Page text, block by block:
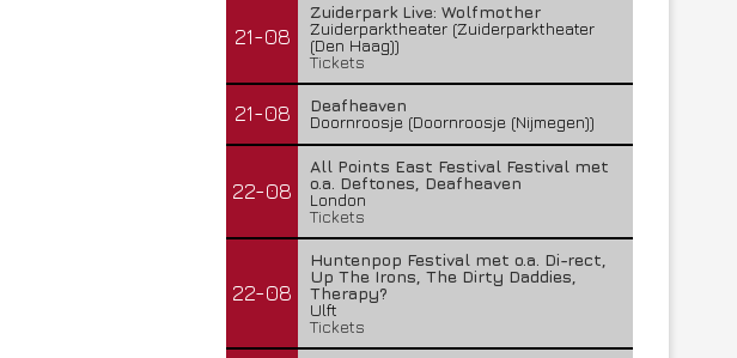
21-08
Zuiderpark Live: Wolfmother
Zuiderparktheater (Zuiderparktheater
(Den Haag))
Tickets
21-08
Deafheaven
Doornroosje (Doornroosje (Nijmegen))
22-08
All Points East Festival Festival met
o.a. Deftones, Deafheaven
London
Tickets
22-08
Huntenpop Festival met o.a. Di-rect,
Up The Irons, The Dirty Daddies,
Therapy?
Ulft
Tickets